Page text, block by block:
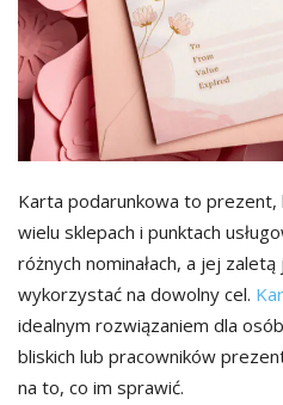
Karta podarunkowa to
wielu sklepach i punktach
różnych nominałach, a jej
wykorzystać na dowolny cel.
idealnym rozwiązaniem dla
bliskich lub pracowników
na to, co im sprawić.